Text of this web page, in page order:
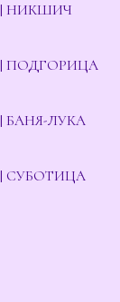
НИКШИЧ
ПОДГОРИЦА
ЛУКА
СУБОТИЦА